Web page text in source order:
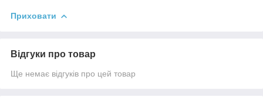
Приховати
Відгуки про товар
Ще немає відгуків про цей товар